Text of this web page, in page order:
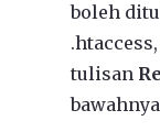
boleh
tulisan